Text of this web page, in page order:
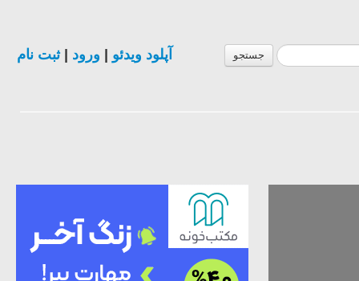
جستجو آپلود ویدئو ورود |ثبت نام